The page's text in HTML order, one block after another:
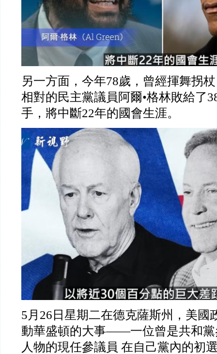
另一方面，今年78歲，曾經揮舞拐
相對的民主黨議員阿爾•格林敗給了
手，將中斷22年的國會生涯。
5月26日星期二在德克薩斯州，美國
動華盛頓的大事——一位曾是共和黨
人物的現任參議員 在自己黨內的初